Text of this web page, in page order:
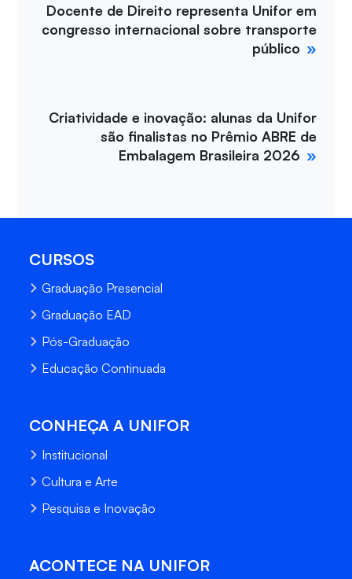
Docente de Direito representa Unifor em
congresso internacional sobre transporte
público
Criatividade e inovação: alunas da Unifor
são finalistas no Prêmio ABRE de
Embalagem Brasileira 2026
CURSOS
Graduação Presencial
Graduação EAD
Pós-Graduação
Educação Continuada
CONHEÇA A UNIFOR
Institucional
Cultura e Arte
Pesquisa e Inovação
ACONTECE NA UNIFOR